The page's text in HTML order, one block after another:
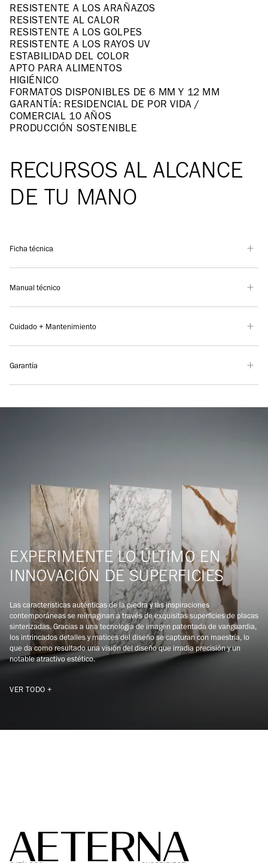
RESISTENTE A LOS ARAÑAZOS
RESISTENTE AL CALOR
RESISTENTE A LOS GOLPES
RESISTENTE A LOS RAYOS UV
ESTABILIDAD DEL COLOR
APTO PARA ALIMENTOS
HIGIÉNICO
FORMATOS DISPONIBLES DE 6 MM Y 12 MM
GARANTÍA: RESIDENCIAL DE POR VIDA /
COMERCIAL 10 AÑOS
PRODUCCIÓN SOSTENIBLE
RECURSOS AL ALCANCE
DE TU MANO
Ficha técnica
Manual técnico
Cuidado + Mantenimiento
Garantía
EXPERIMENTE LO ÚLTIMO EN
INNOVACIÓN DE SUPERFICIES
Las características auténticas de la piedra y las inspiraciones
contemporáneas se reimaginan a través de exquisitas superficies de placas
sinterizadas. Gracias a una tecnología de imagen patentada de vanguardia,
los intrincados detalles y matices del diseño se capturan con maestría, lo
que da como resultado una visión del diseño que irradia precisión y un
notable atractivo estético.
VER TODO +
FACEBOOK
LINKEDIN